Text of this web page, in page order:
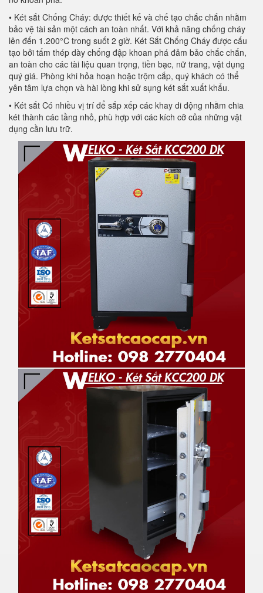
• Két sắt Chống Cháy: được thiết kế và chế tạo chắc chắn nhằm
bảo vệ tài sản một cách an toàn nhất. Với khả năng chống cháy
lên đến 1.200°C trong suốt 2 giờ. Két Sắt Chống Cháy được cấu
tạo bởi tấm thép dày chống đập khoan phá đảm bảo chắc chắn,
an toàn cho các tài liệu quan trọng, tiền bạc, nữ trang, vật dụng
quý giá. Phòng khi hỏa hoạn hoặc trộm cắp, quý khách có thể
yên tâm lựa chọn và hài lòng khi sử sụng két sắt xuất khẩu.
• Két sắt Có nhiều vị trí để sắp xếp các khay di động nhằm chia
két thành các tầng nhỏ, phù hợp với các kích cỡ của những vật
dụng cần lưu trữ.